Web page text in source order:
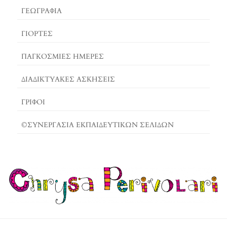
ΓΕΩΓΡΑΦΊΑ
ΓΙΟΡΤΈΣ
ΠΑΓΚΟΣΜΙΕΣ ΗΜΕΡΕΣ
ΔΙΑΔΙΚΤΥΑΚΈΣ ΑΣΚΉΣΕΙΣ
ΓΡΙΦΟΙ
©ΣΥΝΕΡΓΑΣΙΑ ΕΚΠΑΙΔΕΥΤΙΚΩΝ ΣΕΛΙΔΩΝ